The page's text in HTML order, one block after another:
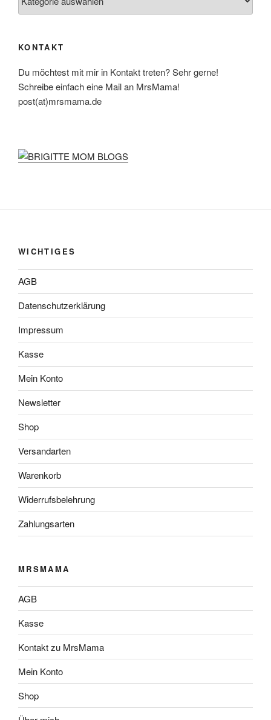
KONTAKT
Du möchtest mit mir in Kontakt treten? Sehr gerne!
Schreibe einfach eine Mail an MrsMama!
post(at)mrsmama.de
WICHTIGES
AGB
Datenschutzerklärung
Impressum
Kasse
Mein Konto
Newsletter
Shop
Versandarten
Warenkorb
Widerrufsbelehrung
Zahlungsarten
MRSMAMA
AGB
Kasse
Kontakt zu MrsMama
Mein Konto
Shop